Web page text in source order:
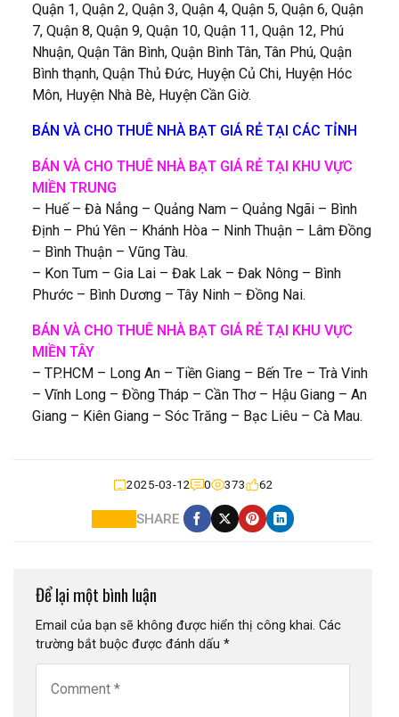
Quận 1, Quận 2, Quận 3, Quận 4, Quận 5, Quận 6, Quận
7, Quận 8, Quận 9, Quận 10, Quận 11, Quận 12, Phú
Nhuận, Quận Tân Bình, Quận Bình Tân, Tân Phú, Quận
Bình thạnh, Quận Thủ Đức, Huyện Củ Chi, Huyện Hóc
Môn, Huyện Nhà Bè, Huyện Cần Giờ.
BÁN VÀ CHO THUÊ NHÀ BẠT GIÁ RẺ TẠI CÁC TỈNH
BÁN VÀ CHO THUÊ NHÀ BẠT GIÁ RẺ TẠI KHU VỰC
MIỀN TRUNG
– Huế – Đà Nẳng – Quảng Nam – Quảng Ngãi – Bình
Định – Phú Yên – Khánh Hòa – Ninh Thuận – Lâm Đồng
– Bình Thuận – Vũng Tàu.
– Kon Tum – Gia Lai – Đak Lak – Đak Nông – Bình
Phước – Bình Dương – Tây Ninh – Đồng Nai.
BÁN VÀ CHO THUÊ NHÀ BẠT GIÁ RẺ TẠI KHU VỰC
MIỀN TÂY
– TP.HCM – Long An – Tiền Giang – Bến Tre – Trà Vinh
– Vĩnh Long – Đồng Tháp – Cần Thơ – Hậu Giang – An
Giang – Kiên Giang – Sóc Trăng – Bạc Liêu – Cà Mau.
2025-03-12 0 373 62
SHARE
Để lại một bình luận
Email của bạn sẽ không được hiển thị công khai. Các
trường bắt buộc được đánh dấu *